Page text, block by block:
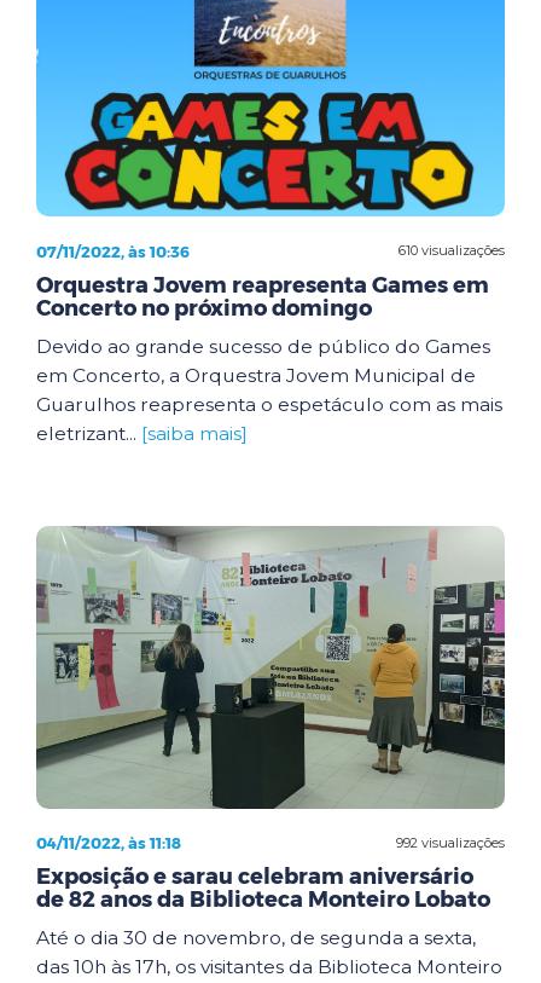
610 visualizações
07/11/2022, às 10:36
Orquestra Jovem reapresenta Games em
Concerto no próximo domingo
Devido ao grande sucesso de público do Games
em Concerto, a Orquestra Jovem Municipal de
Guarulhos reapresenta o espetáculo com as mais
eletrizant... [saiba mais]
992 visualizações
04/11/2022, às 11:18
Exposição e sarau celebram aniversário
de 82 anos da Biblioteca Monteiro Lobato
Até o dia 30 de novembro, de segunda a sexta,
das 10h às 17h, os visitantes da Biblioteca Monteiro